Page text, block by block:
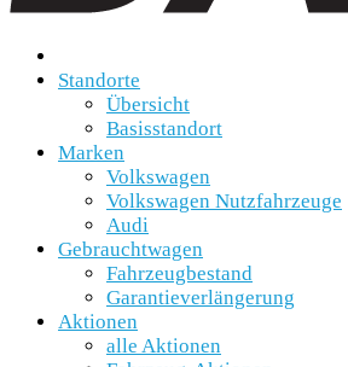
Standorte
Übersicht
Basisstandort
Marken
Volkswagen
Volkswagen Nutzfahrzeuge
Audi
Gebrauchtwagen
Fahrzeugbestand
Garantieverlängerung
Aktionen
alle Aktionen